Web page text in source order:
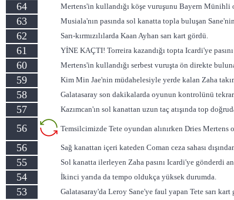
64 Mertens'in kullandığı köşe vuruşunu Bayern Münihli
63 Musiala'nın pasında sol kanatta topla buluşan
62 Sarı-kırmızılılarda Kaan Ayhan sarı kart gördü.
61 YİNE KAÇTI! Torreira kazandığı topta Icardi'ye
60 Mertens'in kullandığı serbest vuruşta ön direkte
59 Kim Min Jae'nin müdahelesiyle yerde kalan Zaha
58 Galatasaray son dakikalarda oyunun kontrolünü
57 Kazımcan'ın sol kanattan uzun taç atışında top
56 Temsilcimizde Tete oyundan alınırken Dries Mertens
56 Sağ kanattan içeri kateden Coman ceza sahası
55 Sol kanatta ilerleyen Zaha pasını Icardi'ye gönderdi
54 İkinci yarıda da tempo oldukça yüksek durumda.
53 Galatasaray'da Leroy Sane'ye faul yapan Tete sarı kart